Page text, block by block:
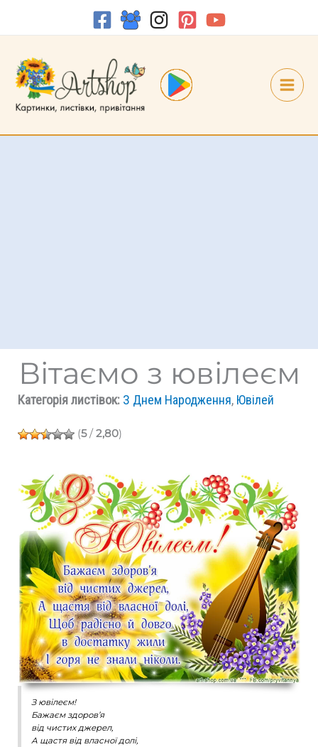
Вітаємо з ювілеєм
Категорія листівок: З Днем Народження, Ювілей
(5/ 2,80)
З ювілеєм!
Бажаєм здоров’я
від чистих джерел,
А щастя від власної долі,